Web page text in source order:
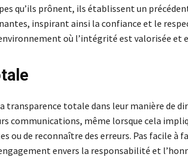
qu’ils prônent, ils établissent un
inspirant ainsi la confiance et le
où l’intégrité est valorisée et
transparence totale dans leur manière de
communications, même lorsque cela
ou de reconnaître des erreurs. Pas facile à
envers la responsabilité et